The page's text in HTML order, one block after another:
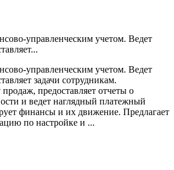
управленческим учетом. Ведет
управленческим учетом. Ведет
задачи сотрудникам.
предоставляет отчеты о
и ведет наглядный платежный
финансы и их движение. Предлагает
по настройке и ...